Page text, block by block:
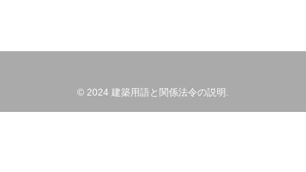
© 2024 建築用語と関係法令の説明.